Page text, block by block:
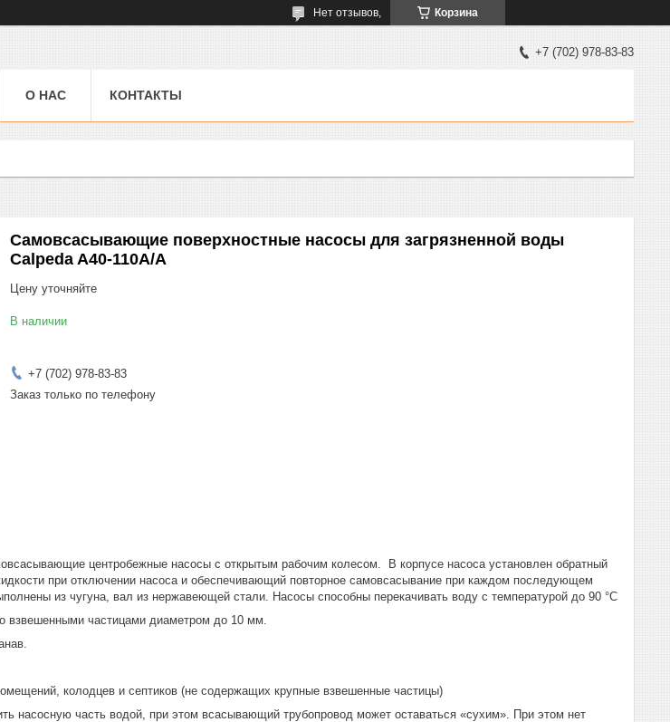
Корзина
Нет отзывов,
+7 (702) 978-83-83
О НАС КОНТАКТЫ
Самовсасывающие поверхностные насосы для загрязненной воды
Calpeda A40-110A/A
Цену уточняйте
В наличии
+7 (702) 978-83-83
Заказ только по телефону
центробежные насосы с открытым рабочим колесом. В корпусе насоса установлен обратный
при отключении насоса и обеспечивающий повторное самовсасывание при каждом последующем
из чугуна, вал из нержавеющей стали. Насосы способны перекачивать воду с температурой до 90 °С
взвешенными частицами диаметром до 10 мм.
колодцев и септиков (не содержащих крупные взвешенные частицы)
насосную часть водой, при этом всасывающий трубопровод может оставаться «сухим». При этом нет